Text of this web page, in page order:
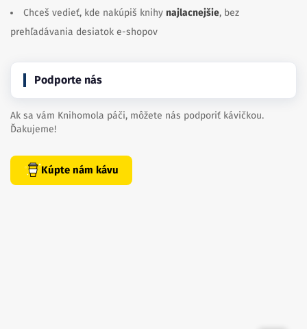
Chceš vedieť, kde nakúpiš knihy najlacnejšie, bez
prehľadávania desiatok e-shopov
Podporte nás
Ak sa vám Knihomola páči, môžete nás podporiť kávičkou.
Ďakujeme!
Kúpte nám kávu